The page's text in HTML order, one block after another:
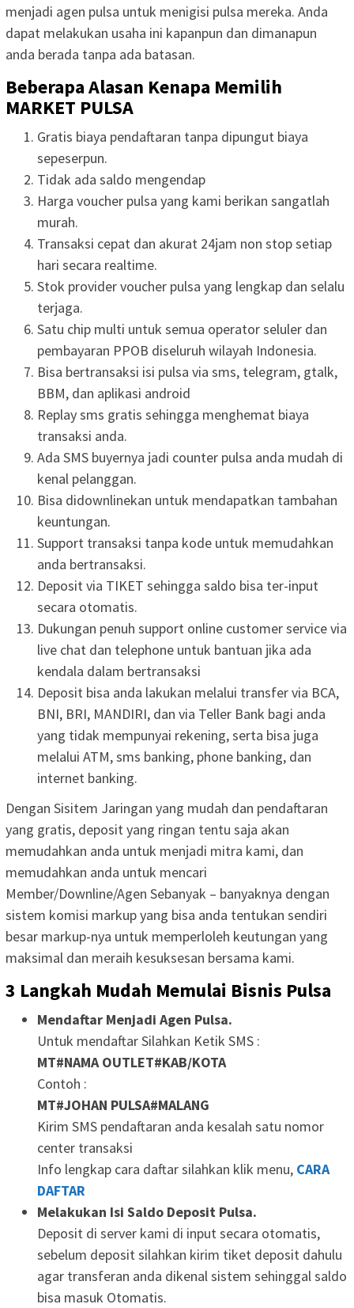
menjadi agen pulsa untuk menigisi pulsa mereka. Anda
dapat melakukan usaha ini kapanpun dan dimanapun
anda berada tanpa ada batasan.
Beberapa Alasan Kenapa Memilih
MARKET PULSA
Gratis biaya pendaftaran tanpa dipungut biaya
sepeserpun.
Tidak ada saldo mengendap
Harga voucher pulsa yang kami berikan sangatlah
murah.
Transaksi cepat dan akurat 24jam non stop setiap
hari secara realtime.
Stok provider voucher pulsa yang lengkap dan selalu
terjaga.
Satu chip multi untuk semua operator seluler dan
pembayaran PPOB diseluruh wilayah Indonesia.
Bisa bertransaksi isi pulsa via sms, telegram, gtalk,
BBM, dan aplikasi android
Replay sms gratis sehingga menghemat biaya
transaksi anda.
Ada SMS buyernya jadi counter pulsa anda mudah di
kenal pelanggan.
Bisa didownlinekan untuk mendapatkan tambahan
keuntungan.
Support transaksi tanpa kode untuk memudahkan
anda bertransaksi.
Deposit via TIKET sehingga saldo bisa ter-input
secara otomatis.
Dukungan penuh support online customer service via
live chat dan telephone untuk bantuan jika ada
kendala dalam bertransaksi
Deposit bisa anda lakukan melalui transfer via BCA,
BNI, BRI, MANDIRI, dan via Teller Bank bagi anda
yang tidak mempunyai rekening, serta bisa juga
melalui ATM, sms banking, phone banking, dan
internet banking.
Dengan Sisitem Jaringan yang mudah dan pendaftaran
yang gratis, deposit yang ringan tentu saja akan
memudahkan anda untuk menjadi mitra kami, dan
memudahkan anda untuk mencari
Member/Downline/Agen Sebanyak – banyaknya dengan
sistem komisi markup yang bisa anda tentukan sendiri
besar markup-nya untuk memperloleh keutungan yang
maksimal dan meraih kesuksesan bersama kami.
3 Langkah Mudah Memulai Bisnis Pulsa
Mendaftar Menjadi Agen Pulsa.
Untuk mendaftar Silahkan Ketik SMS :
MT#NAMA OUTLET#KAB/KOTA
Contoh :
MT#JOHAN PULSA#MALANG
Kirim SMS pendaftaran anda kesalah satu nomor
center transaksi
Info lengkap cara daftar silahkan klik menu, CARA
DAFTAR
Melakukan Isi Saldo Deposit Pulsa.
Deposit di server kami di input secara otomatis,
sebelum deposit silahkan kirim tiket deposit dahulu
agar transferan anda dikenal sistem sehinggal saldo
bisa masuk Otomatis.